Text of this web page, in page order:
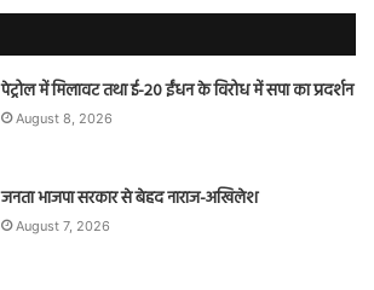
पेट्रोल में मिलावट तथा ई-20 ईंधन के विरोध में सपा का प्रदर्शन
August 8, 2026
जनता भाजपा सरकार से बेहद नाराज-अखिलेश
August 7, 2026